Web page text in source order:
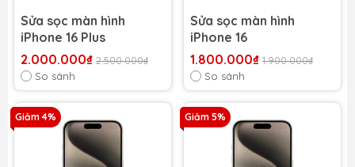
Sửa sọc màn hình
iPhone 16 Plus
2.000.000₫ 2.500.000₫
So sánh
Sửa sọc màn hình
iPhone 16
1.800.000₫ 1.900.000₫
So sánh
Giảm 4% Giảm 5%